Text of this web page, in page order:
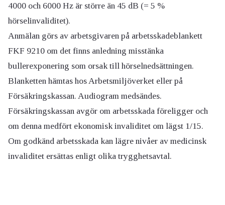
4000 och 6000 Hz är större än 45 dB (= 5 %
hörselinvaliditet).
Anmälan görs av arbetsgivaren på arbetsskadeblankett
FKF 9210 om det finns anledning misstänka
bullerexponering som orsak till hörselnedsättningen.
Blanketten hämtas hos Arbetsmiljöverket eller på
Försäkringskassan. Audiogram medsändes.
Försäkringskassan avgör om arbetsskada föreligger och
om denna medfört ekonomisk invaliditet om lägst 1/15.
Om godkänd arbetsskada kan lägre nivåer av medicinsk
invaliditet ersättas enligt olika trygghetsavtal.